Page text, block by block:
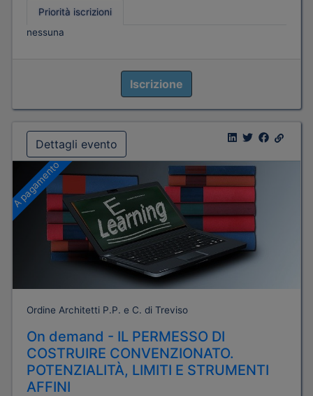
Priorità iscrizioni
nessuna
Iscrizione
Dettagli evento
A pagamento
Ordine Architetti P.P. e C. di Treviso
On demand - IL PERMESSO DI
COSTRUIRE CONVENZIONATO.
POTENZIALITÀ, LIMITI E STRUMENTI
AFFINI